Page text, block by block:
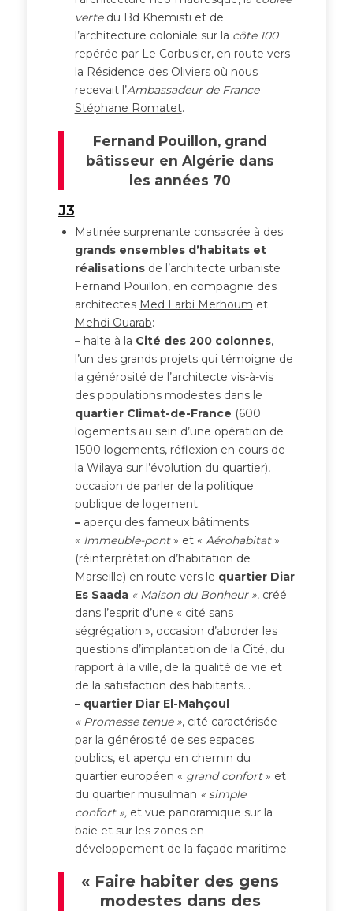
vertedu Bd Khemisti et de
l’architecture coloniale sur la côte 100
repérée par Le Corbusier, en route vers
la Résidence des Oliviers où nous
recevait l’Ambassadeur de France
Stéphane Romatet.
Fernand Pouillon, grand
bâtisseur en Algérie dans
les années 70
J3
Matinée surprenante consacrée à des
grands ensembles d’habitats et
réalisationsde l’architecte urbaniste
Fernand Pouillon, en compagnie des
architectes Med Larbi Merhoum et
Mehdi Ouarab:
–halte à la Cité des 200 colonnes,
l’un des grands projets qui témoigne de
la générosité de l’architecte vis-à-vis
des populations modestes dans le
quartier Climat-de-France (600
logements au sein d’une opération de
1500 logements, réflexion en cours de
la Wilaya sur l’évolution du quartier),
occasion de parler de la politique
publique de logement.
–aperçu des fameux bâtiments
« Immeuble-pont» et « Aérohabitat»
(réinterprétation d’habitation de
Marseille) en route vers le quartier Diar
Es Saada« Maison du Bonheur », créé
dans l’esprit d’une « cité sans
ségrégation », occasion d’aborder les
questions d’implantation de la Cité, du
rapport à la ville, de la qualité de vie et
de la satisfaction des habitants…
– quartier Diar El-Mahçoul
« Promesse tenue », cité caractérisée
par la générosité de ses espaces
publics, et aperçu en chemin du
quartier européen « grand confort» et
du quartier musulman « simple
confort »,et vue panoramique sur la
baie et sur les zones en
développement de la façade maritime.
« Faire habiter des gens
modestes dans des